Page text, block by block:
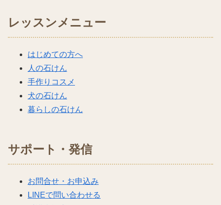
レッスンメニュー
はじめての方へ
人の石けん
手作りコスメ
犬の石けん
暮らしの石けん
サポート・発信
お問合せ・お申込み
LINEで問い合わせる